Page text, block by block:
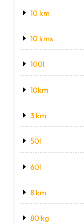
10 km
10 kms
100l
10km
3 km
50l
60l
8 km
80 kg